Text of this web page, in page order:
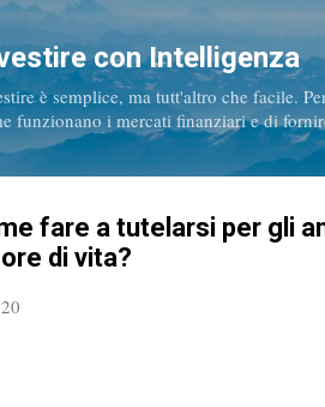
con Intelligenza
è semplice, ma tutt'altro che facile.
funzionano i mercati finanziari e di
fare a tutelarsi per gli
di vita?